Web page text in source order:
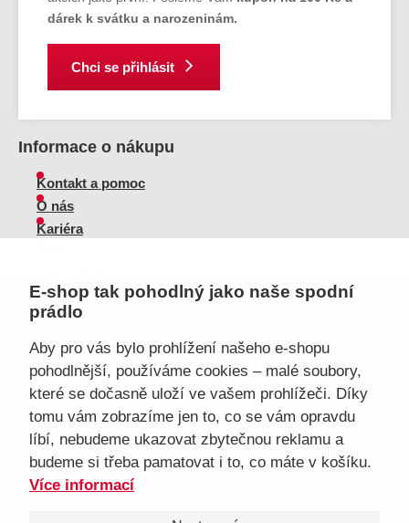
E-shop tak pohodlný jako naše spodní
prádlo
Aby pro vás bylo prohlížení našeho e-shopu
pohodlnější, používáme cookies – malé soubory,
které se dočasně uloží ve vašem prohlížeči. Díky
tomu vám zobrazíme jen to, co se vám opravdu
líbí, nebudeme ukazovat zbytečnou reklamu a
budeme si třeba pamatovat i to, co máte v košíku.
Více informací
dárek k svátku a narozeninám.
Chci se přihlásit
Informace o nákupu
Kontakt a pomoc
O nás
Kariéra
Vrácení zboží, reklamace
Obchodní podmínky
Průvodce spokojené ženy
Staňte se naším fanouškem
Jsme důvěryhodný obchod